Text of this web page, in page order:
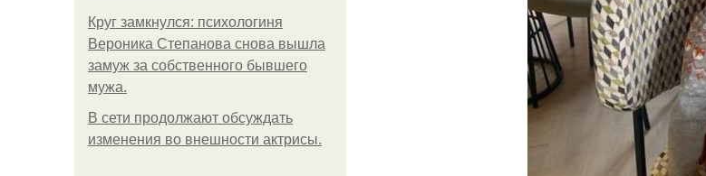
Круг замкнулся: психологиня
Вероника Степанова снова вышла
замуж за собственного бывшего
мужа.
В сети продолжают обсуждать
изменения во внешности актрисы.